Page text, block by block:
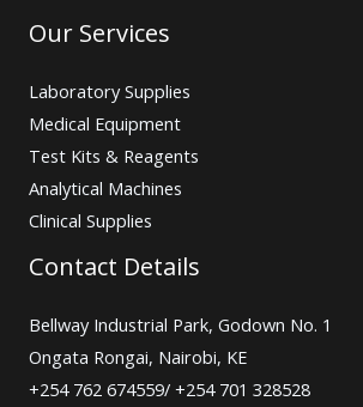
Our Services
Laboratory Supplies
Medical Equipment
Test Kits & Reagents
Analytical Machines
Clinical Supplies
Contact Details
Bellway Industrial Park, Godown No. 1
Ongata Rongai, Nairobi, KE
+254 762 674559/ +254 701 328528